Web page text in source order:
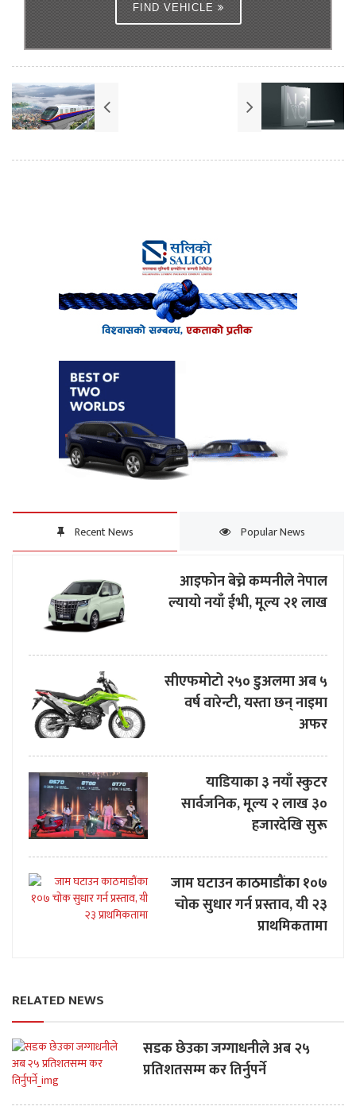
FIND VEHICLE
Recent News Popular News
आइफोन बेच्ने कम्पनीले नेपाल
ल्यायो नयाँ ईभी, मूल्य २१ लाख
सीएफमोटो २५० डुअलमा अब ५
वर्ष वारेन्टी, यस्ता छन् नाइमा
अफर
याडियाका ३ नयाँ स्कुटर
सार्वजनिक, मूल्य २ लाख ३०
हजारदेखि सुरू
जाम घटाउन काठमाडौंका १०७
चोक सुधार गर्न प्रस्ताव, यी २३
प्राथमिकतामा
RELATED NEWS
सडक छेउका जग्गाधनीले अब २५
प्रतिशतसम्म कर तिर्नुपर्ने